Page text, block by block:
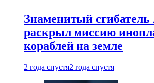
Знаменитый сгибатель
раскрыл миссию
кораблей на земле
2 года спустя2 года спустя